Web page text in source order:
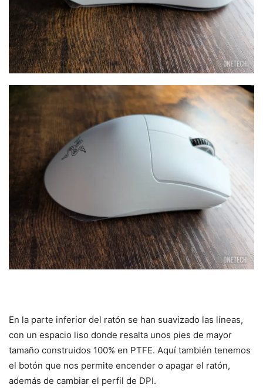
En la parte inferior del ratón se han suavizado las líneas,
con un espacio liso donde resalta unos pies de mayor
tamaño construidos 100% en PTFE. Aquí también tenemos
el botón que nos permite encender o apagar el ratón,
además de cambiar el perfil de DPI.